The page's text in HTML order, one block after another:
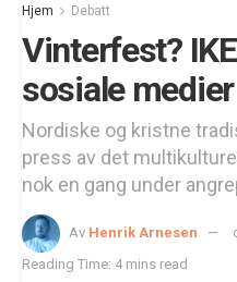
Hjem Debatt
Vinterfest?
sosiale medier
Nordiske og kristne
press av det
nok en gang under
Av Henrik Arnesen
Reading Time: 4 mins read